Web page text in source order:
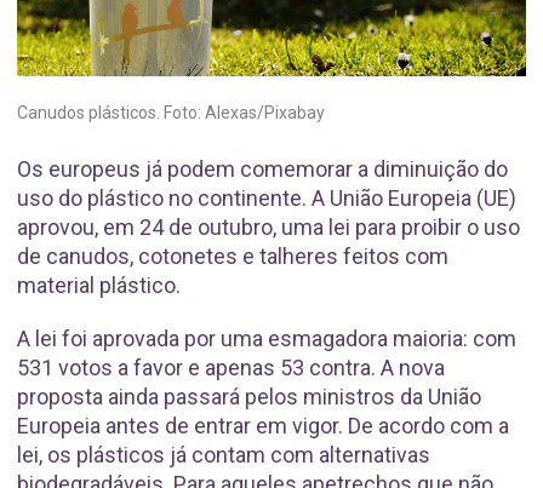
Canudos plásticos. Foto: Alexas/Pixabay
Os europeus já podem comemorar a diminuição do
uso do plástico no continente. A União Europeia (UE)
aprovou, em 24 de outubro, uma lei para proibir o uso
de canudos, cotonetes e talheres feitos com
material plástico.
A lei foi aprovada por uma esmagadora maioria: com
531 votos a favor e apenas 53 contra. A nova
proposta ainda passará pelos ministros da União
Europeia antes de entrar em vigor. De acordo com a
lei, os plásticos já contam com alternativas